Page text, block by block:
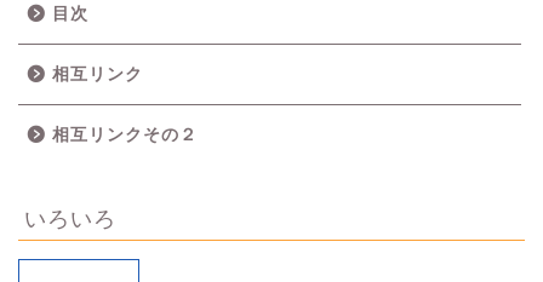
目次
相互リンク
相互リンクその２
いろいろ